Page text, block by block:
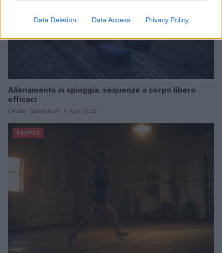
Data Deletion Data Access Privacy Policy
Allenamento in spiaggia: sequenze a corpo libero
efficaci
Cristian Castiglioni · 8 Ago 2026
PEOPLE